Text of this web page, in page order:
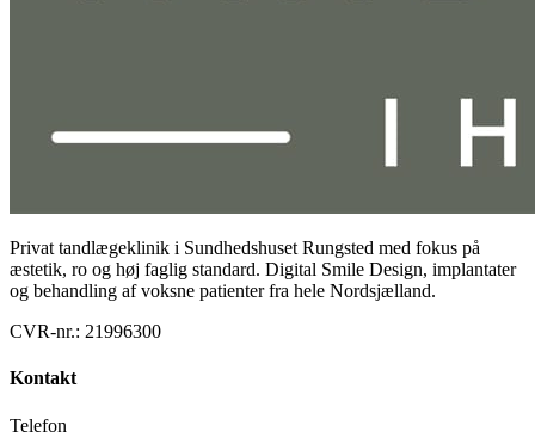
Privat tandlægeklinik i Sundhedshuset Rungsted med fokus på
æstetik, ro og høj faglig standard. Digital Smile Design, implantater
og behandling af voksne patienter fra hele Nordsjælland.
CVR-nr.: 21996300
Kontakt
Telefon